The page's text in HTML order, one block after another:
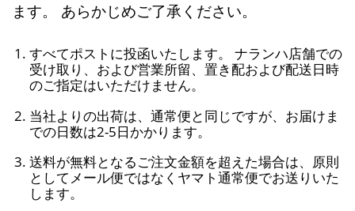
ます。 あらかじめご了承ください。
すべてポストに投函いたします。 ナランハ店舗での
受け取り、および営業所留、置き配および配送日時
のご指定はいただけません。
当社よりの出荷は、通常便と同じですが、お届けま
での日数は2-5日かかります。
送料が無料となるご注文金額を超えた場合は、原則
としてメール便ではなくヤマト通常便でお送りいた
します。